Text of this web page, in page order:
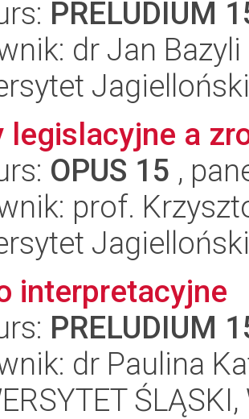
PRELUDIUM
dr Jan Bazyli
legislacyjne a
OPUS 15 ,
prof.
interpretacyjne
PRELUDIUM
dr Paulina